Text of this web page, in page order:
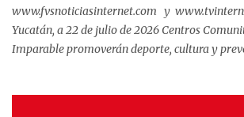
www.fvsnoticiasinternet.com y
Yucatán, a 22 de julio de 2026 Centros
Imparable promoverán deporte, cultura y